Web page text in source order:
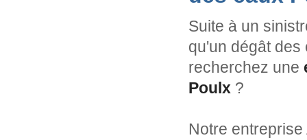
Suite à un
qu'un dégât
recherchez une
Poulx ?
Notre